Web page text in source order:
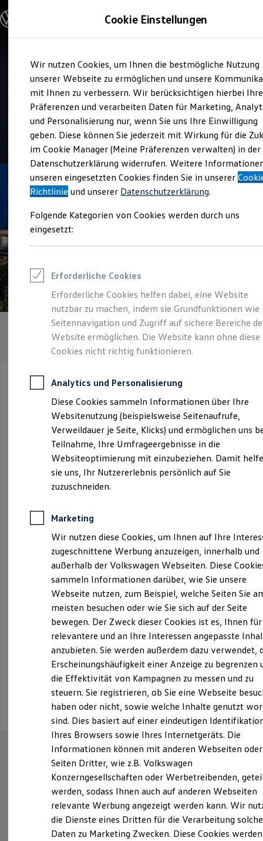
Hauptinhalt
springen
Footer
springen
Modelle und Konfigurator
Modelle vergleichen
Elektroautos
ENERGY Sondermodelle
Nutzfahrzeuge
SUV und CUV
Familienautos
Kombis
Kompaktwagen
Sportwagen
Schnell verfügbare Fahrzeuge
Angebote und Produkte
Aktuelle Angebote
E-Auto-Förderung
Volkswagen Marktplatz
Junge Gebrauchtwagen und Gebrauchtwagen
Volkswagen Zertifizierte Gebrauchtwagen
Zubehör- und Serviceangebote
Leasing
Leasing-Angebote
Gebrauchtwagen Leasing
Junge Gebrauchtwagen-Leasing
Elektroauto Leasing
Kleinwagen-Leasing
Leasing ohne Anzahlung
Finanzierung
Kfz-Versicherung
Restschuldversicherungen
Garantien
Wartungsverträge
Geschäftskunden
Professional Class bei Volkswagen
Großkunden
Behörden
Direktkunden
Sonderfahrzeuge
Anpfiff zum Gewinn
Elektroautos
ID. Tutorials
Elektrofahrzeugkonzepte
Reichweite
Reichweite der ID. Modelle
Reichweite im Winter
Laden
Laden unterwegs
Laden Zuhause
Ladestationen finden
Ladezeitensimulator
Batterie
Sicherheit
Garantie und Lebensdauer
Nachhaltigkeit
Technologie
Kosten und Kauf
Verbrauchskosten
Kaufoptionen
E-Auto-Förderung
Software und Konnektivität
ID. Software Versionen und Updates
Digitale Extras
Schnittstellen zu Ihrem ID.
Hybridautos
Marke und Erlebnis
Volkswagen R und R Experience
R-Modelle
Verkauf und Service
Autohaus Ruhe
Top Kundenzufriedenheit Verkauf 2026
4.9|418 Bewertungen
Verantwortlich für die Inhalte auf dieser Seite ist die Autohaus
Ruhe GmbH ( Impressum & Rechtliches)
Quakenbrücker Straße 17, 49413 Dinklage
kontakt@autohaus-ruhe.de
+49 4443 507990
Montag Freitag 07:30- 18:00
Samstag
Geschlossen
Sonntag
Geschlossen
Service Samstags für Notfälle erreichbar.
Ansprechpartner
Wie können wir
Ihnen weiterhelfen?
Cookie Einstellungen
Wir nutzen Cookies, um Ihnen die bestmögliche Nutzung
unserer Webseite zu ermöglichen und unsere
mit Ihnen zu verbessern. Wir berücksichtigen hierbei Ihre
Präferenzen und verarbeiten Daten für Marketing,
und Personalisierung nur, wenn Sie uns Ihre Einwilligung
geben. Diese können Sie jederzeit mit Wirkung für die
im Cookie Manager (Meine Präferenzen verwalten) in der
Datenschutzerklärung widerrufen. Weitere
unseren eingesetzten Cookies finden Sie in unserer
Richtlinie und unserer Datenschutzerklärung.
Folgende Kategorien von Cookies werden durch uns
eingesetzt:
Erforderliche Cookies
Erforderliche Cookies helfen dabei, eine Website
nutzbar zu machen, indem sie Grundfunktionen wie
Seitennavigation und Zugriff auf sichere Bereiche
Website ermöglichen. Die Website kann ohne diese
Cookies nicht richtig funktionieren.
Analytics und Personalisierung
Diese Cookies sammeln Informationen über Ihre
Websitenutzung (beispielsweise Seitenaufrufe,
Verweildauer je Seite, Klicks) und ermöglichen uns
Teilnahme, Ihre Umfrageergebnisse in die
Websiteoptimierung mit einzubeziehen. Damit
sie uns, Ihr Nutzererlebnis persönlich auf Sie
zuzuschneiden.
Marketing
Wir nutzen diese Cookies, um Ihnen auf Ihre
zugeschnittene Werbung anzuzeigen, innerhalb und
außerhalb der Volkswagen Webseiten. Diese
sammeln Informationen darüber, wie Sie unsere
Webseite nutzen, zum Beispiel, welche Seiten Sie
meisten besuchen oder wie Sie sich auf der Seite
bewegen. Der Zweck dieser Cookies ist es, Ihnen für
relevantere und an Ihre Interessen angepasste
anzubieten. Sie werden außerdem dazu verwendet,
Erscheinungshäufigkeit einer Anzeige zu begrenzen
die Effektivität von Kampagnen zu messen und zu
steuern. Sie registrieren, ob Sie eine Webseite
haben oder nicht, sowie welche Inhalte genutzt
sind. Dies basiert auf einer eindeutigen
Ihres Browsers sowie Ihres Internetgeräts. Die
Informationen können mit anderen Webseiten oder
Seiten Dritter, wie z.B. Volkswagen
Konzerngesellschaften oder Werbetreibenden,
werden, sodass Ihnen auch auf anderen Webseiten
relevante Werbung angezeigt werden kann. Wir
die Dienste eines Dritten für die Verarbeitung
Daten zu Marketing Zwecken. Diese Cookies